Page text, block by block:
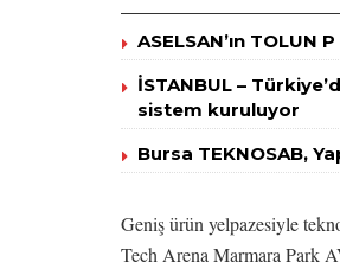
ASELSAN’ın
İSTANBUL –
sistem kuruluyor
Bursa TEKNOSAB,
Geniş ürün yelpazesiyle
Tech Arena Marmara Park